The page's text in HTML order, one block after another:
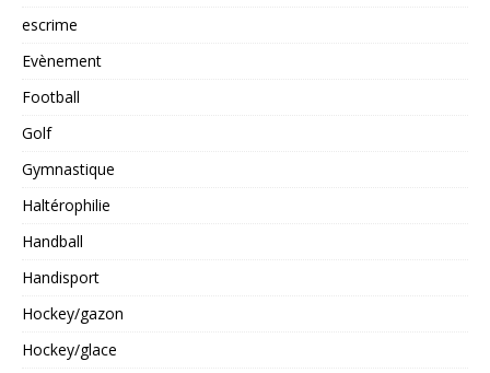
escrime
Evènement
Football
Golf
Gymnastique
Haltérophilie
Handball
Handisport
Hockey/gazon
Hockey/glace